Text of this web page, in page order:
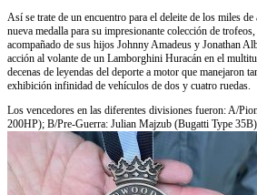
Así se trate de un encuentro para el deleite de los miles
nueva medalla para su impresionante colección de
acompañado de sus hijos Johnny Amadeus y Jonathan
acción al volante de un Lamborghini Huracán en el
decenas de leyendas del deporte a motor que manejaron
exhibición infinidad de vehículos de dos y cuatro ruedas.
Los vencedores en las diferentes divisiones fueron: A/
200HP); B/Pre-Guerra: Julian Majzub (Bugatti Type